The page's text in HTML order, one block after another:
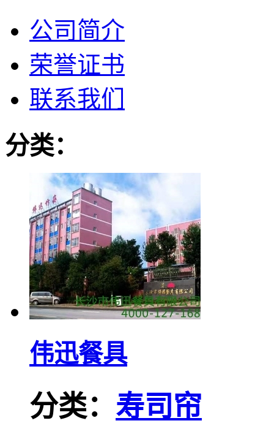
公司简介
荣誉证书
联系我们
分类：
伟迅餐具
分类： 寿司帘